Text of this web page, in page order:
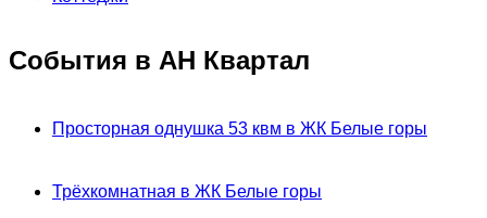
События в АН Квартал
Просторная однушка 53 квм в ЖК Белые горы
Трёхкомнатная в ЖК Белые горы